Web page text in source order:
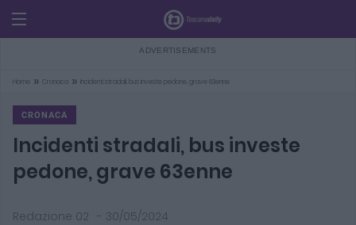
Home » Cronaca » Incidenti stradali, bus investe pedone, grave 63enne
CRONACA
Incidenti stradali, bus investe
pedone, grave 63enne
Redazione 02 - 30/05/2024